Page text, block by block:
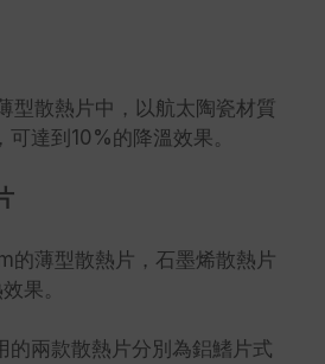
型散熱片中，以航太陶瓷材質
達到10%的降溫效果。
的薄型散熱片，石墨烯散熱片
果。
的兩款散熱片分別為鋁鰭片式